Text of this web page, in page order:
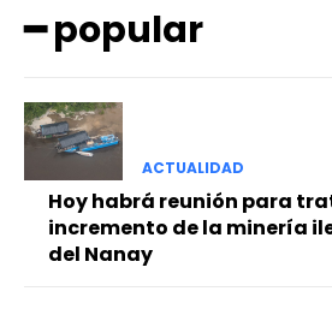
━
━ popular
ACTUALIDAD
Hoy habrá reunión para
incremento de la minería
del Nanay